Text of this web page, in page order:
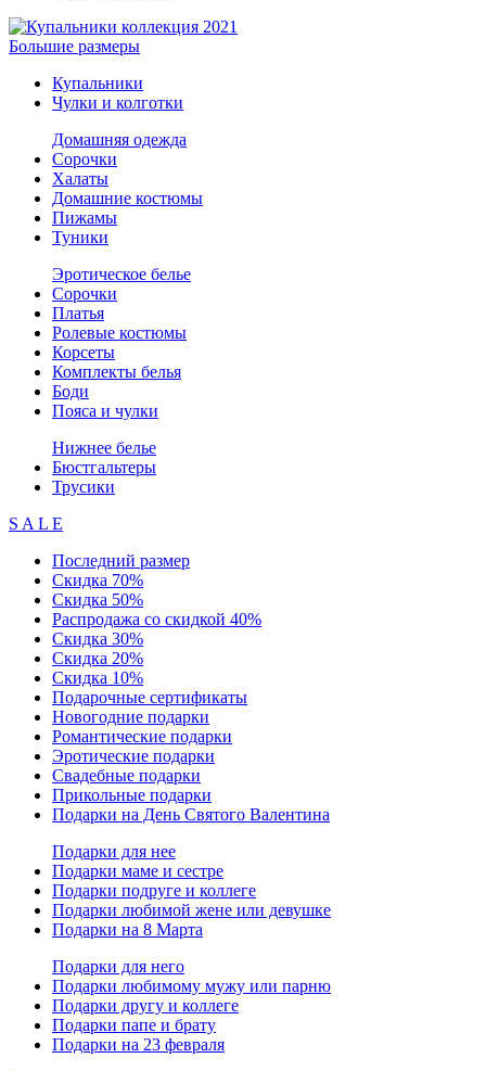
Большие размеры
Купальники
Чулки и колготки
Домашняя одежда
Сорочки
Халаты
Домашние костюмы
Пижамы
Туники
Эротическое белье
Сорочки
Платья
Ролевые костюмы
Корсеты
Комплекты белья
Боди
Пояса и чулки
Нижнее белье
Бюстгальтеры
Трусики
S A L E
Последний размер
Скидка 70%
Скидка 50%
Распродажа со скидкой 40%
Скидка 30%
Скидка 20%
Скидка 10%
Подарочные сертификаты
Новогодние подарки
Романтические подарки
Эротические подарки
Свадебные подарки
Прикольные подарки
Подарки на День Святого Валентина
Подарки для нее
Подарки маме и сестре
Подарки подруге и коллеге
Подарки любимой жене или девушке
Подарки на 8 Марта
Подарки для него
Подарки любимому мужу или парню
Подарки другу и коллеге
Подарки папе и брату
Подарки на 23 февраля